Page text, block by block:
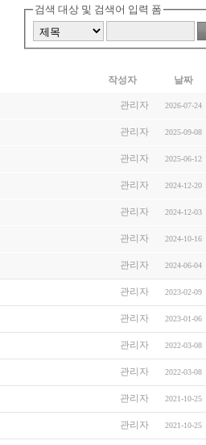
검색 대상 및 검색어 입력 폼
작성자 날짜
관리자 2026-07-24
관리자 2025-09-08
관리자 2025-06-12
관리자 2024-12-20
관리자 2024-12-03
관리자 2024-10-16
관리자 2024-06-04
관리자 2023-02-09
관리자 2023-01-06
관리자 2022-03-08
관리자 2022-03-08
관리자 2021-10-25
관리자 2021-10-25